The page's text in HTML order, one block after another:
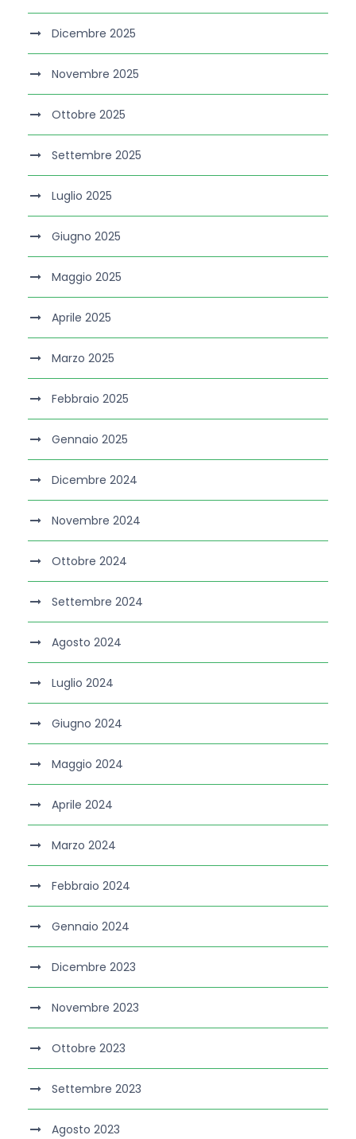
Dicembre 2025
Novembre 2025
Ottobre 2025
Settembre 2025
Luglio 2025
Giugno 2025
Maggio 2025
Aprile 2025
Marzo 2025
Febbraio 2025
Gennaio 2025
Dicembre 2024
Novembre 2024
Ottobre 2024
Settembre 2024
Agosto 2024
Luglio 2024
Giugno 2024
Maggio 2024
Aprile 2024
Marzo 2024
Febbraio 2024
Gennaio 2024
Dicembre 2023
Novembre 2023
Ottobre 2023
Settembre 2023
Agosto 2023